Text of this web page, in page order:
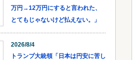
万円→12万円にすると言われた、
とてもじゃないけど払えない。」
2026/8/4
トランプ大統領「日本は円安に苦し